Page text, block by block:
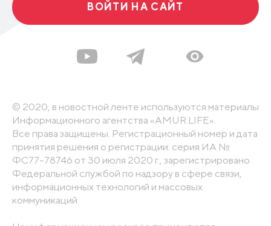
ВОЙТИ НА САЙТ
© 2020, в новостной ленте используются материалы
Информационного агентства «AMUR.LIFE».
Все права защищены. Регистрационный номер и дата
принятия решения о регистрации: серия ИА №
ФС77-78746 от 30 июля 2020 г., зарегистрировано
Федеральной службой по надзору в сфере связи,
информационных технологий и массовых
коммуникаций